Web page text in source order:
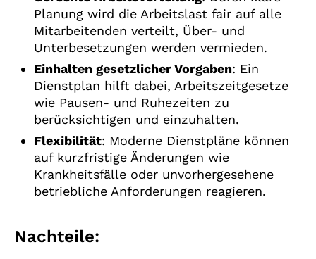
Planung wird die Arbeitslast fair auf alle
Mitarbeitenden verteilt, Über- und
Unterbesetzungen werden vermieden.
Einhalten gesetzlicher Vorgaben: Ein
Dienstplan hilft dabei, Arbeitszeitgesetze
wie Pausen- und Ruhezeiten zu
berücksichtigen und einzuhalten.
Flexibilität: Moderne Dienstpläne können
auf kurzfristige Änderungen wie
Krankheitsfälle oder unvorhergesehene
betriebliche Anforderungen reagieren.
Nachteile: